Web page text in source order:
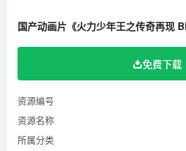
免费下载
资源编号
资源名称
所属分类